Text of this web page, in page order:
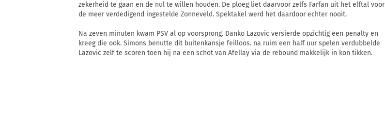
zekerheid te gaan en de nul te willen houden. De ploeg liet daarvoor zelfs Farfan uit het elftal voor
de meer verdedigend ingestelde Zonneveld. Spektakel werd het daardoor echter nooit.
Na zeven minuten kwam PSV al op voorsprong. Danko Lazovic versierde opzichtig een penalty en
kreeg die ook. Simons benutte dit buitenkansje feilloos. na ruim een half uur spelen verdubbelde
Lazovic zelf te scoren toen hij na een schot van Afellay via de rebound makkelijk in kon tikken.